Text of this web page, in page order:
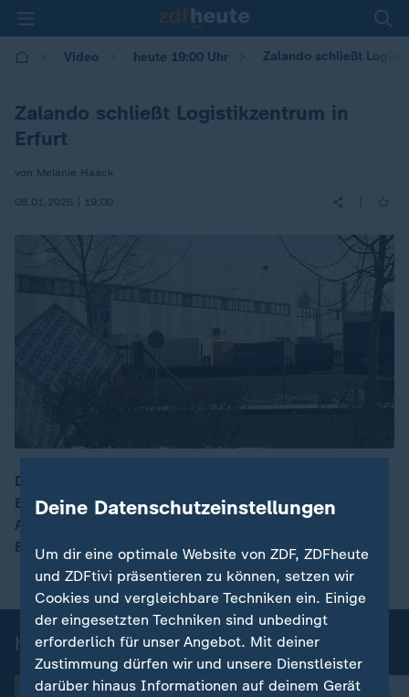
Video heute 19:00 Uhr Zalando schließt
Zalando schließt Logistikzentrum in
Erfurt
von Melanie Haack
08.01.2026 | 19:00
00:16
Der Onlinehändler Zalando will sein Logistikzentrum in
Erfurt bis Ende September schließen. Tausende
Arbeitsplätze fallen weg. Rund ein Sechstel der
Belegschaft ist betroffen.
heute 19:00 Uhr: Einzelbeiträge
Deine Datenschutzeinstellungen
Um dir eine optimale Website von ZDF, ZDFheute
und ZDFtivi präsentieren zu können, setzen wir
Cookies und vergleichbare Techniken ein. Einige
der eingesetzten Techniken sind unbedingt
erforderlich für unser Angebot. Mit deiner
Zustimmung dürfen wir und unsere Dienstleister
darüber hinaus Informationen auf deinem Gerät